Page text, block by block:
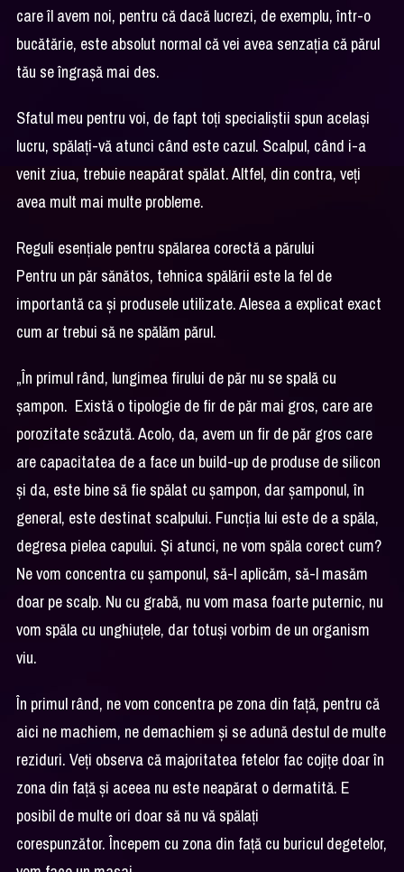
care îl avem noi, pentru că dacă lucrezi, de exemplu, într-o
bucătărie, este absolut normal că vei avea senzația că părul
tău se îngrașă mai des.
Sfatul meu pentru voi, de fapt toți specialiștii spun același
lucru, spălați-vă atunci când este cazul. Scalpul, când i-a
venit ziua, trebuie neapărat spălat. Altfel, din contra, veți
avea mult mai multe probleme.
Reguli esențiale pentru spălarea corectă a părului
Pentru un păr sănătos, tehnica spălării este la fel de
importantă ca și produsele utilizate. Alesea a explicat exact
cum ar trebui să ne spălăm părul.
„În primul rând, lungimea firului de păr nu se spală cu
șampon. Există o tipologie de fir de păr mai gros, care are
porozitate scăzută. Acolo, da, avem un fir de păr gros care
are capacitatea de a face un build-up de produse de silicon
și da, este bine să fie spălat cu șampon, dar șamponul, în
general, este destinat scalpului. Funcția lui este de a spăla,
degresa pielea capului. Și atunci, ne vom spăla corect cum?
Ne vom concentra cu șamponul, să-l aplicăm, să-l masăm
doar pe scalp. Nu cu grabă, nu vom masa foarte puternic, nu
vom spăla cu unghiuțele, dar totuși vorbim de un organism
viu.
În primul rând, ne vom concentra pe zona din față, pentru că
aici ne machiem, ne demachiem și se adună destul de multe
reziduri. Veți observa că majoritatea fetelor fac cojițe doar în
zona din față și aceea nu este neapărat o dermatită. E
posibil de multe ori doar să nu vă spălați
corespunzător. Începem cu zona din față cu buricul degetelor,